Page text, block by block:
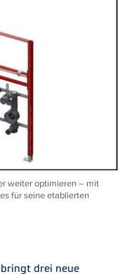
weiter optimieren – mit
für seine etablierten
bringt drei neue